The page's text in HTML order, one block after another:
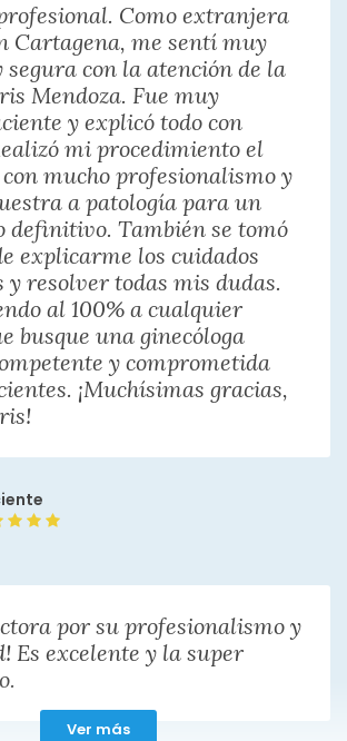
Como extranjera
Cartagena, me sentí muy
con la atención de la
Mendoza. Fue muy
y explicó todo con
mi procedimiento el
mucho profesionalismo y
a patología para un
definitivo. También se tomó
explicarme los cuidados
y resolver todas mis dudas.
al 100% a cualquier
busque una ginecóloga
y comprometida
¡Muchísimas gracias,
por su profesionalismo y
Es excelente y la super
Ver más